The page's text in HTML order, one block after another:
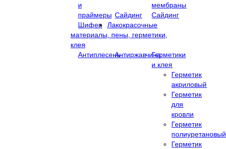
и
праймеры
мембраны
Сайдинг
Сайдинг
Шифер
Лакокрасочные
материалы, пены, герметики,
клея
АнтиплесеньАнтиржавчинаГерметики
и клея
Герметик
акриловый
Герметик
для
кровли
Герметик
полиуретановый
Герметик